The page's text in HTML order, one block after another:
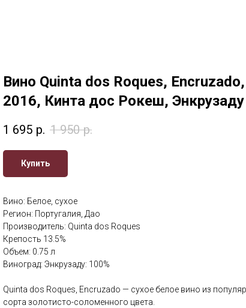
Вино Quinta dos Roques, Encruzado,
2016, Кинта дос Рокеш, Энкрузаду
1 695 р. 1 950 р.
Купить
Вино: Белое, сухое
Регион: Португалия, Дао
Производитель: Quinta dos Roques
Крепость 13.5%
Объем: 0.75 л
Виноград: Энкрузаду: 100%
Quinta dos Roques, Encruzado — сухое белое вино из
сорта золотисто-соломенного цвета.